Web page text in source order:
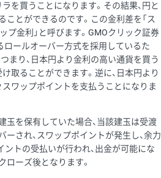
を買うことになります。その結果、円と
ことができるのです。この金利差を「ス
プ金利」と呼びます。GMOクリック証券
ロールオーバー方式を採用しているた
まり、日本円より金利の高い通貨を買う
取ることができます。逆に、日本円より
スワップポイントを支払うことになりま
玉を保有していた場合、当該建玉は受渡
され、スワップポイントが発生し、余力
トの受払いが行われ、出金が可能にな
ローズ後となります。